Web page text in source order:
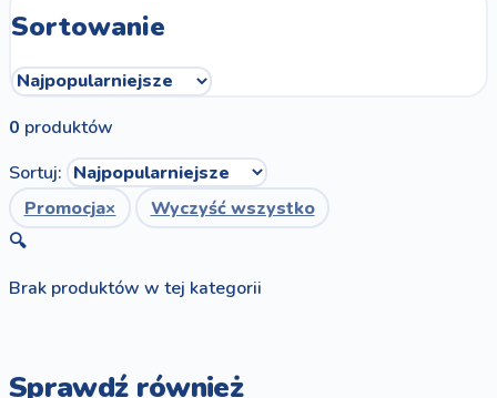
Sortowanie
0 produktów
Sortuj:
Promocja×
Wyczyść wszystko
🔍
Brak produktów w tej kategorii
Sprawdź również